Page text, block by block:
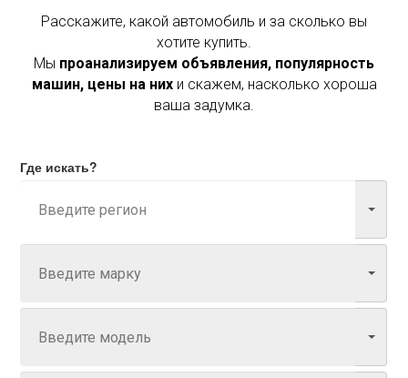
Расскажите, какой автомобиль и за сколько вы
хотите купить.
Мы проанализируем объявления, популярность
машин, цены на нихи скажем, насколько хороша
ваша задумка.
Где искать?